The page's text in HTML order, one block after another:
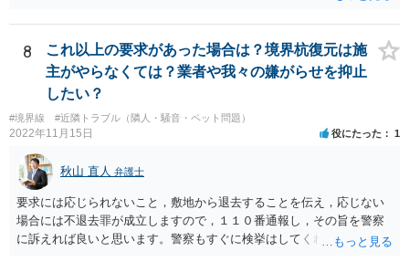
ているわけですから、相談者様の同意なく塀の撤去を求めることは法
的には難しいように思われます。 また、「隣地（相談者様）の許可」
というのが何の許可を示しているのか判然としませんが、一般に、高
層建築物の建築確認を得る際は、近隣住民と協議してその建築に関し
同意を得るよう行政指導が行われておりますので、（推測になってし
まいますが）この同意を得ている旨虚偽の申請を行い、建築許可を得
たのかもしれません。 近隣住民の同意は必須の要件ではないため、直
ちに建築確認自体が取り消されるわけではございませんが、虚偽の申
請を行ったことについて申請者の責任を追及する余地はあろうかと存
じます。 お話をお聞きする限り、相手方のやり口は非常に強引かつ高
圧的で、相談者様が恐怖を感じるのは無理もないことかと思います。
相手方の態度を見ていると、無理矢理塀を破壊して建築工事を強行す
るおそれすらあるように思われますので、相手方に、塀の取り壊しに
8
これ以上の要求があった場合は？境界杭復元は施
主がやらなくては？業者や我々の嫌がらせを抑止
したい？
#境界線 #近隣トラブル（隣人・騒音・ペット問題）
2022年11月15日 役にたった 1
秋山 直人 弁護士
要求には応じられないこと，敷地から退去することを伝え，応じない
場合には不退去罪が成立しますので，１１０番通報し，その旨を警察
に訴えれば良いと思います。警察もすぐに検挙はしてくれませんが，